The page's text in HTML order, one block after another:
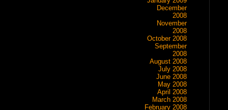
December
2008
November
2008
October 2008
September
2008
August 2008
July 2008
June 2008
May 2008
April 2008
March 2008
February 2008